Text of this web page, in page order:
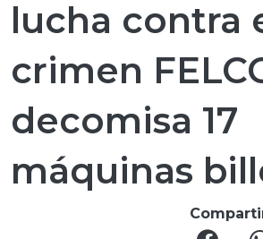
lucha contra
crimen
decomisa 17
máquinas